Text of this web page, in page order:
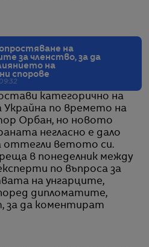
на
за членство, за да
на
спорове
категорично на
Украйна по времето на
Орбан, но новото
негласно е дало
оттегли ветото си.
в понеделник между
по въпроса за
на унгарците,
дипломатите,
за да коментират